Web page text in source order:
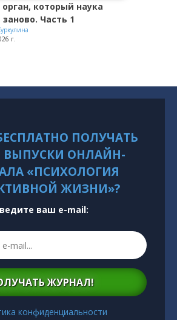
который наука
Часть 1
г.
ПОЛУЧАТЬ
ВЫПУСКИ ОНЛАЙН-
«ПСИХОЛОГИЯ
ЖИЗНИ»?
ваш e-mail:
ЖУРНАЛ!
конфиденциальности